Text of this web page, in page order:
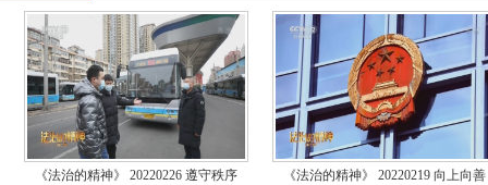
《法治的精神》 20220226 遵守秩序
《法治的精神》 20220219 向上向善